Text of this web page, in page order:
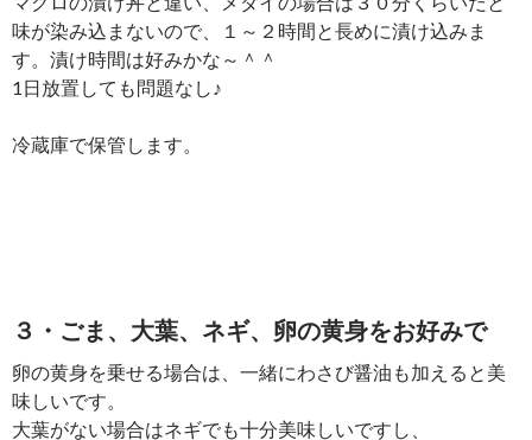
味が染み込まないので、１～２時間と長めに漬け込みま
す。漬け時間は好みかな～＾＾
1日放置しても問題なし♪
冷蔵庫で保管します。
３・ごま、大葉、ネギ、卵の黄身をお好みで
卵の黄身を乗せる場合は、一緒にわさび醤油も加えると美
味しいです。
大葉がない場合はネギでも十分美味しいですし、